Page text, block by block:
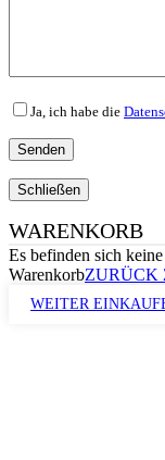
Ja, ich habe die
Schließen
WARENKORB
Es befinden sich
WarenkorbZURÜCK
WEITER